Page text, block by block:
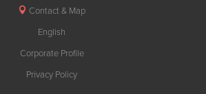
Contact & Map
English
Corporate Profile
Privacy Policy